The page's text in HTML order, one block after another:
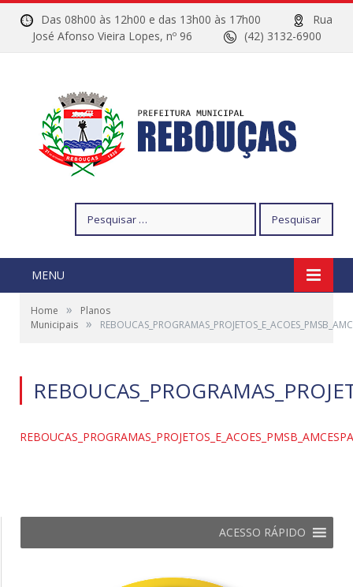
Das 08h00 às 12h00 e das 13h00 às 17h00
Rua
José Afonso Vieira Lopes, nº 96
(42) 3132-6900
por:
MENU
Home »
Planos
Municipais »
ACESSO RÁPIDO